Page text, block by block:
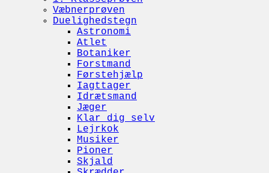
Væbnerprøven
Duelighedstegn
Astronomi
Atlet
Botaniker
Forstmand
Førstehjælp
Iagttager
Idrætsmand
Jæger
Klar dig selv
Lejrkok
Musiker
Pioner
Skjald